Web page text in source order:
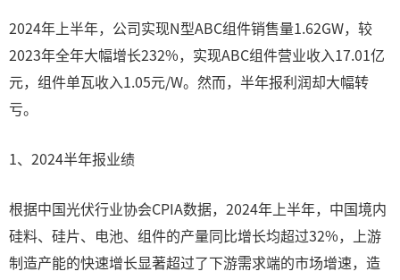
2024年上半年，公司实现N型ABC组件销售量1.62GW，较
2023年全年大幅增长232%，实现ABC组件营业收入17.01亿
元，组件单瓦收入1.05元/W。然而，半年报利润却大幅转
亏。
1、2024半年报业绩
根据中国光伏行业协会CPIA数据，2024年上半年，中国境内
硅料、硅片、电池、组件的产量同比增长均超过32%，上游
制造产能的快速增长显著超过了下游需求端的市场增速，造